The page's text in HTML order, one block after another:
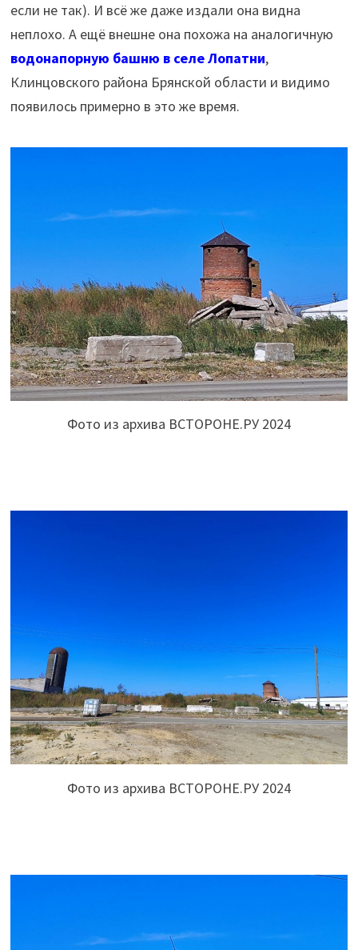
если не так). И всё же даже издали она видна
неплохо. А ещё внешне она похожа на аналогичную
водонапорную башню в селе Лопатни,
Клинцовского района Брянской области и видимо
появилось примерно в это же время.
Фото из архива ВСТОРОНЕ.РУ 2024
Фото из архива ВСТОРОНЕ.РУ 2024